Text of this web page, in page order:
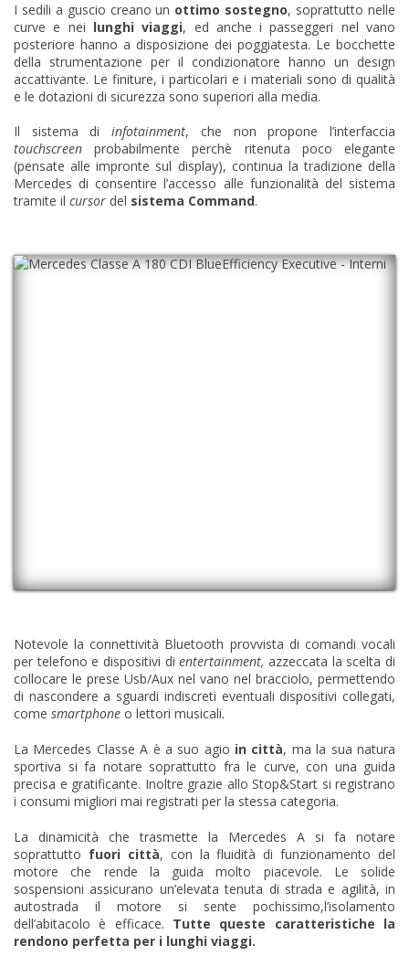
I sedili a guscio creano un ottimo sostegno, soprattutto nelle
curve e nei lunghi viaggi, ed anche i passeggeri nel vano
posteriore hanno a disposizione dei poggiatesta. Le bocchette
della strumentazione per il condizionatore hanno un design
accattivante. Le finiture, i particolari e i materiali sono di qualità
e le dotazioni di sicurezza sono superiori alla media.
Il sistema diinfotainment, che non propone l’interfaccia
touchscreen probabilmente perchè ritenuta poco elegante
(pensate alle impronte sul display), continua la tradizione della
Mercedes di consentire l’accesso alle funzionalità del sistema
tramite il cursor del sistema Command.
Notevole la connettività Bluetooth provvista di comandi vocali
per telefono e dispositivi di entertainment, azzeccata la scelta di
collocare le prese Usb/Aux nel vano nel bracciolo, permettendo
di nascondere a sguardi indiscreti eventuali dispositivi collegati,
come smartphone o lettori musicali.
La Mercedes Classe A è a suo agio in città, ma la sua natura
sportiva si fa notare soprattutto fra le curve, con una guida
precisa e gratificante. Inoltre grazie allo Stop&Start si registrano
i consumi migliori mai registrati per la stessa categoria.
La dinamicità che trasmette la Mercedes A si fa notare
soprattutto fuori città, con la fluidità di funzionamento del
motore che rende la guida molto piacevole. Le solide
sospensioni assicurano un’elevata tenuta di strada e agilità, in
autostrada il motore si sente pochissimo,l’isolamento
dell’abitacolo è efficace. Tutte queste caratteristiche la
rendono perfetta per i lunghi viaggi.